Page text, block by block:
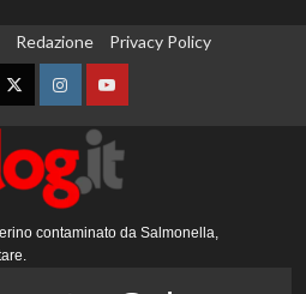
Redazione Privacy Policy
TwitterInstagramYouTube
contaminato da Salmonella,